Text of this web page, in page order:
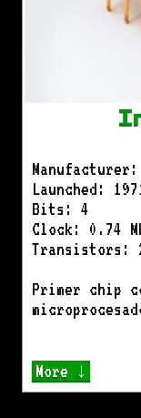
Launched:
Bits: 4
Clock: 0.74
Transistors:
Primer chip
More ↓